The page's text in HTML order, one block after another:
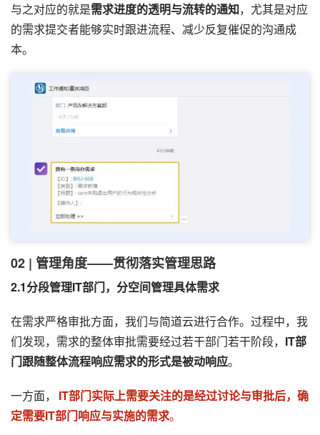
与之对应的就是需求进度的透明与流转的通知，尤其是对应
的需求提交者能够实时跟进流程、减少反复催促的沟通成
本。
02 | 管理角度——贯彻落实管理思路
2.1分段管理IT部门，分空间管理具体需求
在需求严格审批方面，我们与简道云进行合作。过程中，我
们发现，需求的整体审批需要经过若干部门若干阶段， IT部
门跟随整体流程响应需求的形式是被动响应。
一方面，
IT部门实际上需要关注的是经过讨论与审批后，确
定需要IT部门响应与实施的需求。